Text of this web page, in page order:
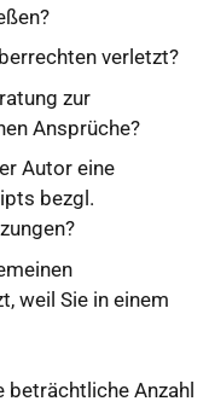
verletzt?
zur
Ansprüche?
Autor eine
bezgl.
weil Sie in einem
Anzahl